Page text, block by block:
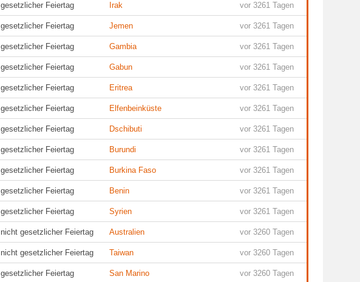
gesetzlicher Feiertag Irak vor 3261 Tagen
gesetzlicher Feiertag Jemen vor 3261 Tagen
gesetzlicher Feiertag Gambia vor 3261 Tagen
gesetzlicher Feiertag Gabun vor 3261 Tagen
gesetzlicher Feiertag Eritrea vor 3261 Tagen
gesetzlicher Feiertag Elfenbeinküste vor 3261 Tagen
gesetzlicher Feiertag Dschibuti vor 3261 Tagen
gesetzlicher Feiertag Burundi vor 3261 Tagen
gesetzlicher Feiertag Burkina Faso vor 3261 Tagen
gesetzlicher Feiertag Benin vor 3261 Tagen
gesetzlicher Feiertag Syrien vor 3261 Tagen
nicht gesetzlicher Feiertag Australien vor 3260 Tagen
nicht gesetzlicher Feiertag Taiwan vor 3260 Tagen
gesetzlicher Feiertag San Marino vor 3260 Tagen